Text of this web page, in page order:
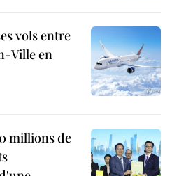
vols entre
Ville en
millions de